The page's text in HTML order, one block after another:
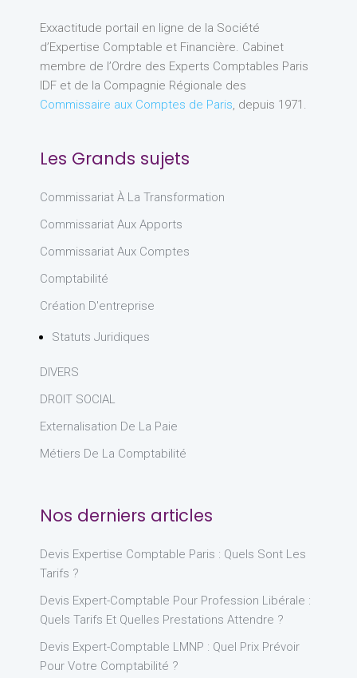
Exxactitude portail en ligne de la Société
d’Expertise Comptable et Financière. Cabinet
membre de l’Ordre des Experts Comptables Paris
IDF et de la Compagnie Régionale des
Commissaire aux Comptes de Paris, depuis 1971.
Les Grands sujets
Commissariat À La Transformation
Commissariat Aux Apports
Commissariat Aux Comptes
Comptabilité
Création D'entreprise
Statuts Juridiques
DIVERS
DROIT SOCIAL
Externalisation De La Paie
Métiers De La Comptabilité
Nos derniers articles
Devis Expertise Comptable Paris : Quels Sont Les
Tarifs ?
Devis Expert-Comptable Pour Profession Libérale :
Quels Tarifs Et Quelles Prestations Attendre ?
Devis Expert-Comptable LMNP : Quel Prix Prévoir
Pour Votre Comptabilité ?